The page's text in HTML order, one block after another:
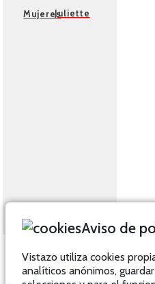
MujeresJuliette
Aviso de
Vistazo utiliza cookies
analíticos anónimos,